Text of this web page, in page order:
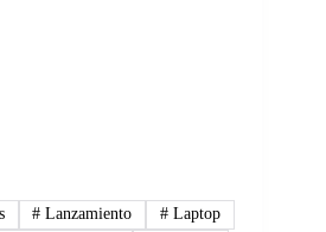
# Lanzamiento # Laptop